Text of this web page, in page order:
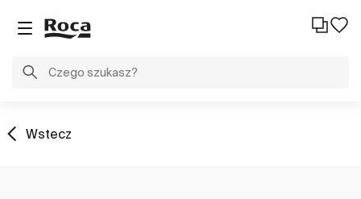
Wstecz